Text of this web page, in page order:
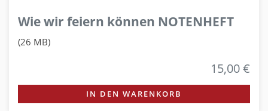
Wie wir feiern können NOTENHEFT
(26 MB)
15,00 €
IN DEN WARENKORB